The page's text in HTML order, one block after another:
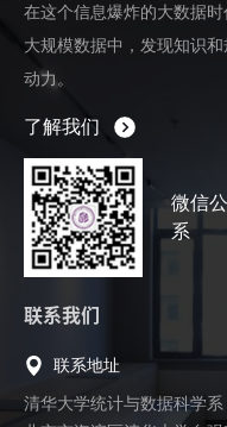
在这个信息爆炸的大数据
大规模数据中，发现知识
动力。
了解我们
微信
系
联系我们
联系地址
清华大学统计与数据科学系